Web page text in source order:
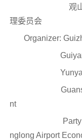
观山湖区人
理委员会
Organizer:
Guiyang
Yunyan
Guanshanhu
nt
Party
nglong Airport